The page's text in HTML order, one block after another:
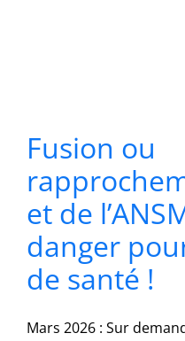
Fusion ou
et de
danger
de santé !
Mars 2026 : Sur